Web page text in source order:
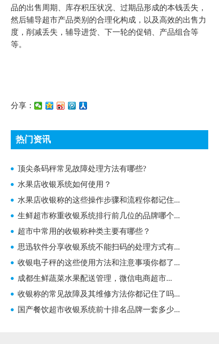
品的出售周期、库存积压状况、过期品形成的本钱丢失，
然后辅导超市产品类别的合理化构成，以及高效的出售力
度，削减丢失，辅导进货、下一轮的促销、产品组合等
等。
分享：
热门资讯
顶尖条码秤常见故障处理方法有哪些?
顶尖条码秤常见故障处理方法有哪些?
水果店收银系统如何使用？
水果店收银称的这些操作步骤和流程你都记住...
生鲜超市称重收银系统排行前几位的品牌哪个...
超市中常用的收银称种类主要有哪些？
思迅软件分享收银系统不能扫码的处理方式有...
收银电子秤的这些使用方法和注意事项你都了...
成都生鲜蔬菜水果配送管理，微信电商超市...
收银称的常见故障及其维修方法你都记住了吗...
国产餐饮超市收银系统前十排名品牌一套多少...